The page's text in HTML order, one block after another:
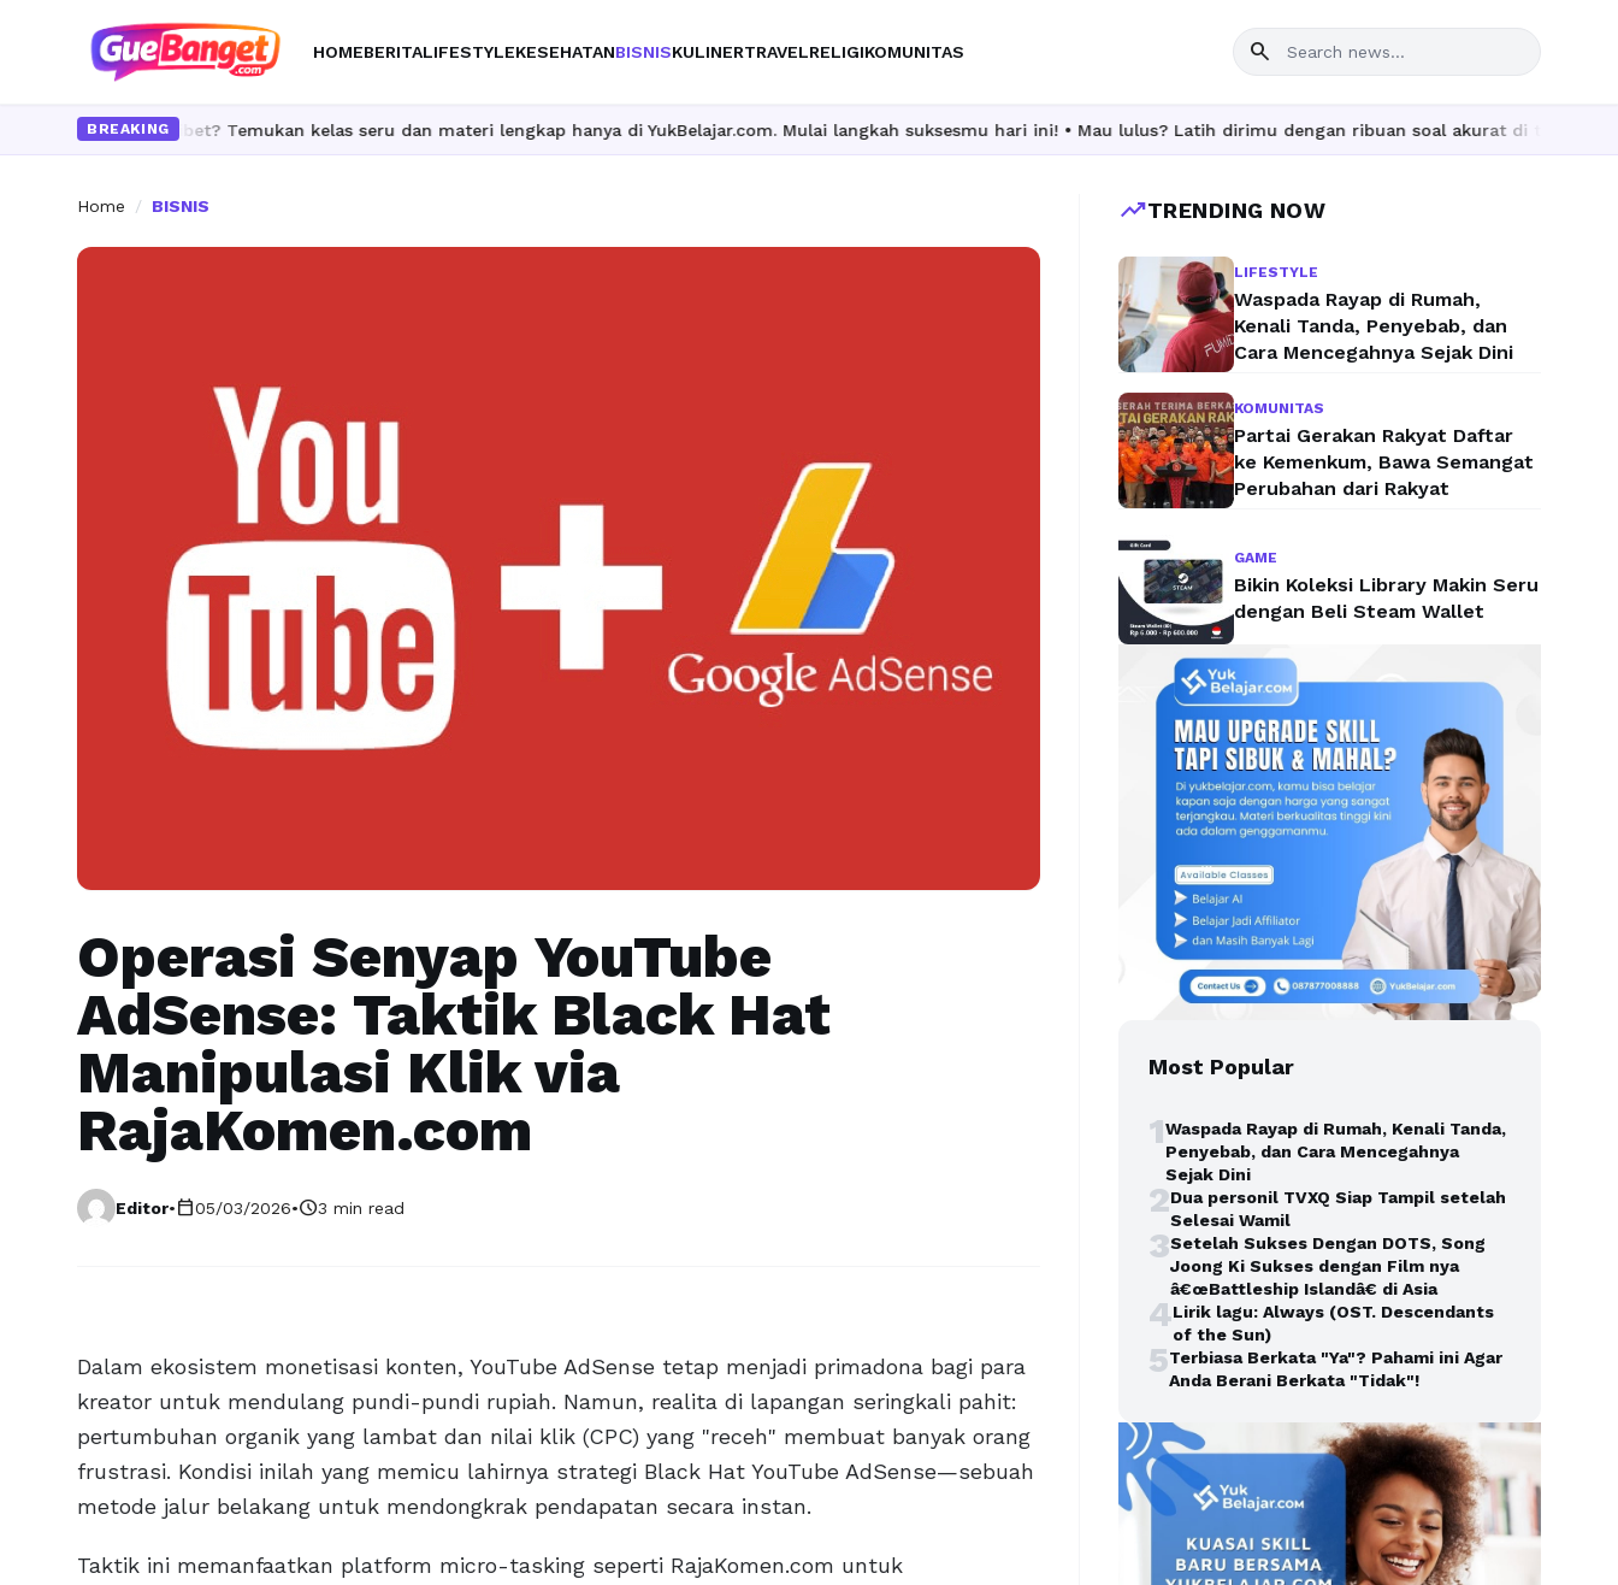
HOMEBERITALIFESTYLEKESEHATANBISNISKULINERTRAVELRELIGIKOMUNITAS search
BREAKING
ribet? Temukan kelas seru dan materi lengkap hanya di YukBelajar.com. Mulai langkah suksesmu hari ini! • Mau lulus? Latih dirimu dengan ribuan soal akurat di tryout.id.
Home / BISNIS
Operasi Senyap YouTube
AdSense: Taktik Black Hat
Manipulasi Klik via
RajaKomen.com
Editor•calendar_today05/03/2026•schedule3 min read
Dalam ekosistem monetisasi konten, YouTube AdSense tetap menjadi primadona bagi para
kreator untuk mendulang pundi-pundi rupiah. Namun, realita di lapangan seringkali pahit:
pertumbuhan organik yang lambat dan nilai klik (CPC) yang "receh" membuat banyak orang
frustrasi. Kondisi inilah yang memicu lahirnya strategi Black Hat YouTube AdSense—sebuah
metode jalur belakang untuk mendongkrak pendapatan secara instan.
Taktik ini memanfaatkan platform micro-tasking seperti RajaKomen.com untuk
trending_upTRENDING NOW
LIFESTYLE
Waspada Rayap di Rumah,
Kenali Tanda, Penyebab, dan
Cara Mencegahnya Sejak Dini
KOMUNITAS
Partai Gerakan Rakyat Daftar
ke Kemenkum, Bawa Semangat
Perubahan dari Rakyat
GAME
Bikin Koleksi Library Makin Seru
dengan Beli Steam Wallet
Most Popular
1Waspada Rayap di Rumah, Kenali Tanda,
Penyebab, dan Cara Mencegahnya
Sejak Dini
2Dua personil TVXQ Siap Tampil setelah
Selesai Wamil
3Setelah Sukses Dengan DOTS, Song
Joong Ki Sukses dengan Film nya
â€œBattleship Islandâ€ di Asia
4Lirik lagu: Always (OST. Descendants
of the Sun)
5Terbiasa Berkata "Ya"? Pahami ini Agar
Anda Berani Berkata "Tidak"!